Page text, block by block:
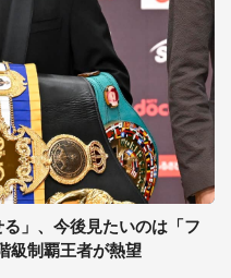
」、今後見たいのは「フ
級制覇王者が熱望